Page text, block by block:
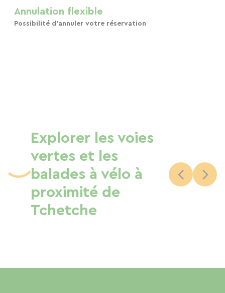
Annulation flexible
Possibilité d'annuler votre réservation
Explorer les voies
vertes et les
balades à vélo à
proximité de
Tchetche